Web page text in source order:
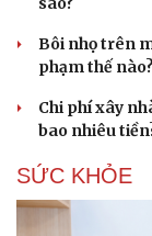
Bôi nhọ trên
phạm thế nào?
Chi phí xây
bao nhiêu
SỨC KHỎE